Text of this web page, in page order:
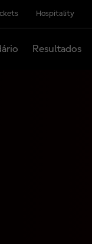
Hospitality
Resultados